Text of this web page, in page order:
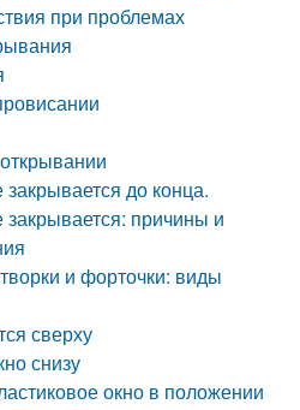
при проблемах
до конца.
закрывается: причины и
и форточки: виды
сверху
снизу
окно в положении